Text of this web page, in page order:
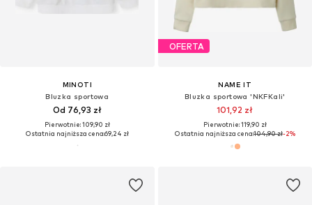
MINOTI
Bluzka sportowa
Od 76,93 zł
Pierwotnie: 109,90 zł
Ostatnia najniższa cena:69,24 zł
OFERTA
NAME IT
Bluzka sportowa 'NKFKali'
101,92 zł
Pierwotnie: 119,90 zł
Ostatnia najniższa cena:104,90 zł-2%